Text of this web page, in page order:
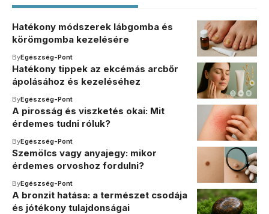
Hatékony módszerek lábgomba és
körömgomba kezelésére
ByEgészség-Pont
Hatékony tippek az ekcémás arcbőr
ápolásához és kezeléséhez
ByEgészség-Pont
A pirosság és viszketés okai: Mit
érdemes tudni róluk?
ByEgészség-Pont
Szemölcs vagy anyajegy: mikor
érdemes orvoshoz fordulni?
ByEgészség-Pont
A bronzit hatása: a természet csodája
és jótékony tulajdonságai